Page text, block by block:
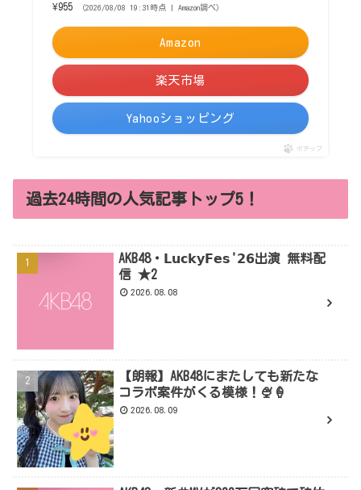
¥955
（2026/08/08 19:31時点 | Amazon調べ）
Amazon
楽天市場
Yahooショッピング
ポチップ
過去24時間の人気記事トップ5！
AKB48・𝗟𝘂𝗰𝗸𝘆𝗙𝗲𝘀'𝟮𝟲出演 無料配
信 ★2
2026.08.08
【朗報】AKB48にまたしても新たな
コラボ案件がくる模様！🍨🍦
2026.08.09